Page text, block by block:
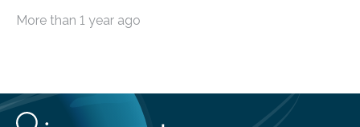
2024. Eine zunehmende und besorgniserregende
Arbeitsgruppen von Wissenschaftlern sind weltweit auf
der Suche nach neuen Antibiotika. In diesem Bereich
More than 1 year ago